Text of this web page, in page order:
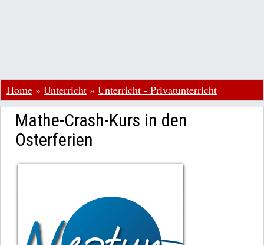
Home » Unterricht » Unterricht - Privatunterricht
Mathe-Crash-Kurs in den
Osterferien